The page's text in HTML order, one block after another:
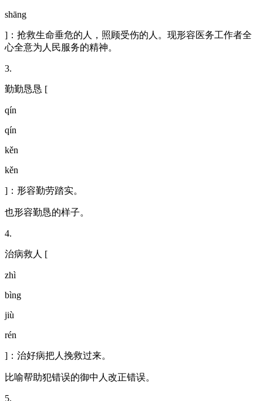
shāng
]：抢救生命垂危的人，照顾受伤的人。现形容医务工作者全
心全意为人民服务的精神。
3.
勤勤恳恳 [
qín
qín
kěn
kěn
]：形容勤劳踏实。
也形容勤恳的样子。
4.
治病救人 [
zhì
bìng
jiù
rén
]：治好病把人挽救过来。
比喻帮助犯错误的御中人改正错误。
5.